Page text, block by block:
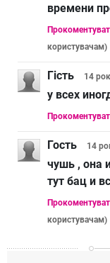
времени
користувачам)
Гість 14
у всех
Гость 14
чушь , она
тут бац и
користувачам)